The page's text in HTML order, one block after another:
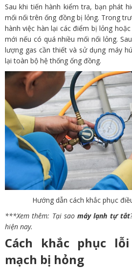
Sau khi tiến hành kiểm tra, bạn phát
mối nối trên ống đồng bị lỏng. Trong
hành việc hàn lại các điểm bị lỏng
mới nếu có quá nhiều mối nối lỏng.
lượng gas cần thiết và sử dụng máy
lại toàn bộ hệ thống ống đồng.
Hướng dẫn cách khắc phục
***Xem thêm: Tại sao máy lạnh tự tắt
hiện nay.
Cách khắc phục
mạch bị hỏng